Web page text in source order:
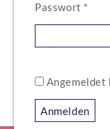
Passwort *
Angemeldet
Anmelden